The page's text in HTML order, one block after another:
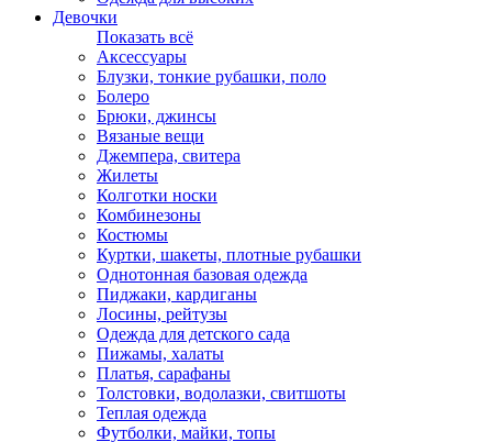
Девочки
Показать всё
Аксессуары
Блузки, тонкие рубашки, поло
Болеро
Брюки, джинсы
Вязаные вещи
Джемпера, свитера
Жилеты
Колготки носки
Комбинезоны
Костюмы
Куртки, шакеты, плотные рубашки
Однотонная базовая одежда
Пиджаки, кардиганы
Лосины, рейтузы
Одежда для детского сада
Пижамы, халаты
Платья, сарафаны
Толстовки, водолазки, свитшоты
Теплая одежда
Футболки, майки, топы